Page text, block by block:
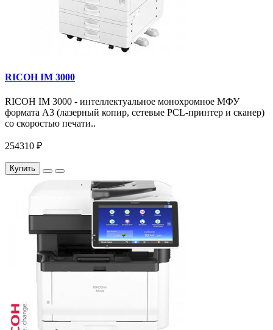
RICOH IM 3000
RICOH IM 3000 - интеллектуальное монохромное МФУ
формата А3 (лазерный копир, сетевые PCL-принтер и сканер)
со скоростью печати..
254310 ₽
Купить